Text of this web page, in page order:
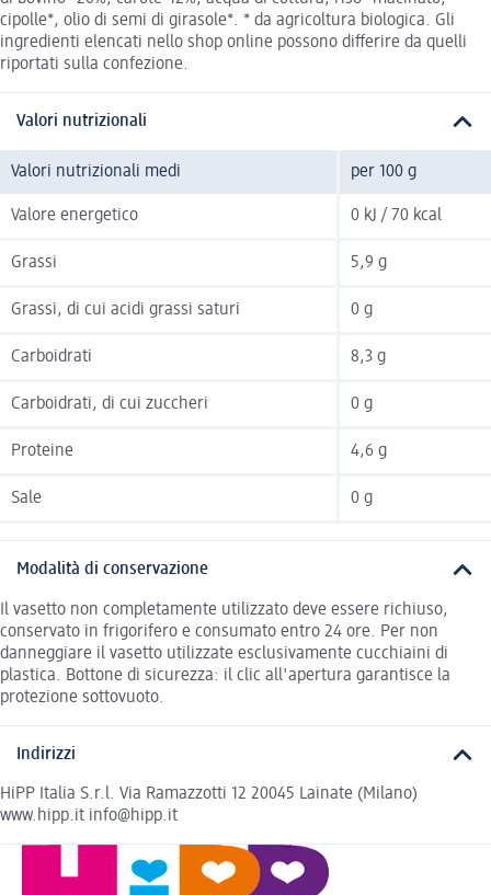
cipolle*, olio di semi di girasole*. * da agricoltura biologica. Gli
ingredienti elencati nello shop online possono differire da quelli
riportati sulla confezione.
Valori nutrizionali
Valori nutrizionali medi per 100 g
Valore energetico 0 kJ / 70 kcal
Grassi 5,9 g
Grassi, di cui acidi grassi saturi 0 g
Carboidrati 8,3 g
Carboidrati, di cui zuccheri 0 g
Proteine 4,6 g
Sale 0 g
Modalità di conservazione
Il vasetto non completamente utilizzato deve essere richiuso,
conservato in frigorifero e consumato entro 24 ore. Per non
danneggiare il vasetto utilizzate esclusivamente cucchiaini di
plastica. Bottone di sicurezza: il clic all'apertura garantisce la
protezione sottovuoto.
Indirizzi
HiPP Italia S.r.l. Via Ramazzotti 12 20045 Lainate (Milano)
www.hipp.it info@hipp.it